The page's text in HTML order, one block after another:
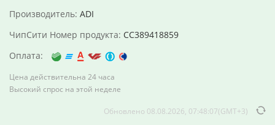
Производитель: ADI
ЧипСити Номер продукта: CC389418859
Оплата:
Цена действительна 24 часа
Высокий спрос на этой неделе
Обновлено 08.08.2026, 07:48:07(GMT+3)